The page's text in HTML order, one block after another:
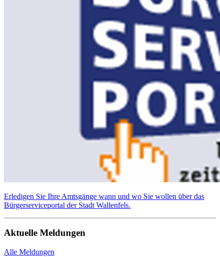
Erledigen Sie Ihre Amtsgänge wann und wo Sie wollen über das
Bürgerserviceportal der Stadt Wallenfels.
Aktuelle Meldungen
Alle Meldungen